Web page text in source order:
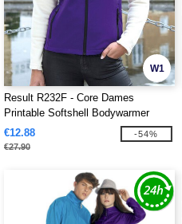
W1
Result R232F - Core Dames
Printable Softshell Bodywarmer
€12.88
€27.90
-54%